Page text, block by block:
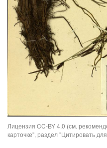
Лицензия CC-BY 4.0 (см.
карточке", раздел "Цитировать